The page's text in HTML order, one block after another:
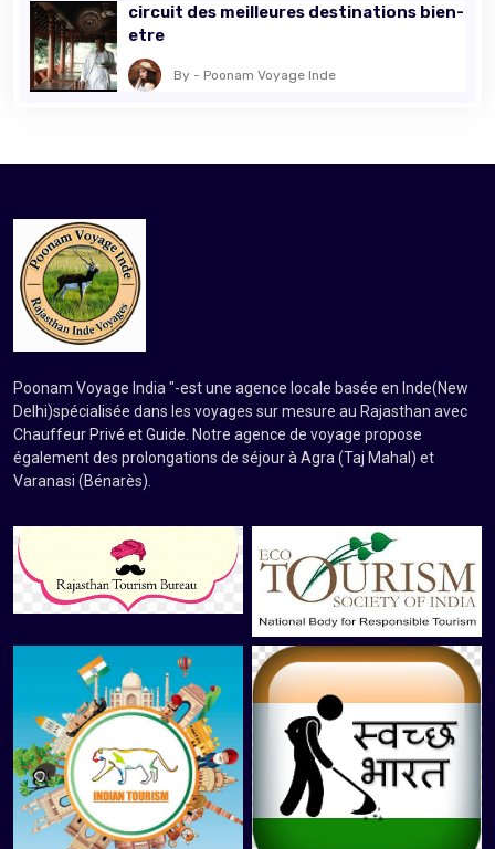
circuit des meilleures destinations bien-
etre
By - Poonam Voyage Inde
Poonam Voyage India "-est une agence locale basée en Inde(New
Delhi)spécialisée dans les voyages sur mesure au Rajasthan avec
Chauffeur Privé et Guide. Notre agence de voyage propose
également des prolongations de séjour à Agra (Taj Mahal) et
Varanasi (Bénarès).